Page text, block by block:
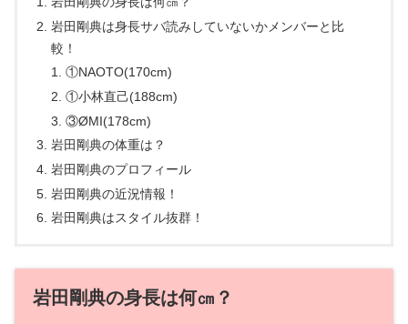
岩田剛典は身長サバ読みしていないかメンバーと比
較！
①NAOTO(170cm)
①小林直己(188cm)
③ØMI(178cm)
岩田剛典の体重は？
岩田剛典のプロフィール
岩田剛典の近況情報！
岩田剛典はスタイル抜群！
岩田剛典の身長は何㎝？